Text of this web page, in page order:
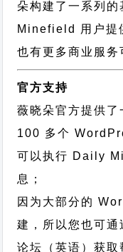
朵构建了一系列
Minefield 用户提
也有更多商业服务
官方支持
薇晓朵官方提供
100 多个
可以执行 Daily
息；
因为大部分的
建，所以您也可通
论坛
（英语）获